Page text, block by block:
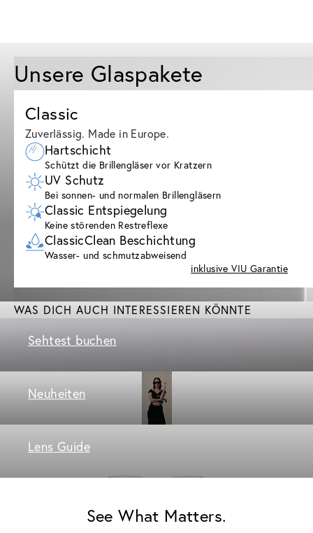
Unsere Glaspakete
Classic
Zuverlässig. Made in Europe.
Hartschicht
Schützt die Brillengläser vor Kratzern
UV Schutz
Bei sonnen- und normalen Brillengläsern
Classic Entspiegelung
Keine störenden Restreflexe
ClassicClean Beschichtung
Wasser- und schmutzabweisend
inklusive VIU Garantie
WAS DICH AUCH INTERESSIEREN KÖNNTE
Sehtest buchen
Neuheiten
Lens Guide
See What Matters.